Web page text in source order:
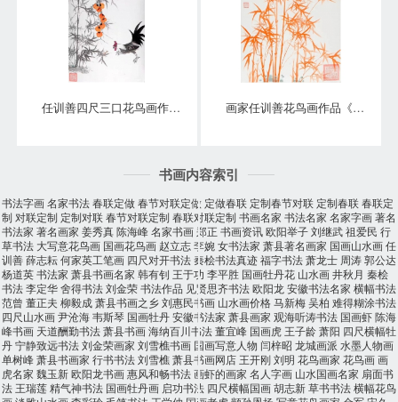
任训善四尺三口花鸟画作品《事事大吉》 画家任训善花鸟画作品《竹报平安》
书画内容索引
书法字画名家书法春联定做春节对联定做 定做春联 定制春节对联 定制春联春联定
制 对联定制 定制对联春节对联定制 春联对联定制 书画名家 书法名家 名家字画著名
书法家 著名画家 姜秀真陈海峰名家书画郑正 书画资讯欧阳举子刘继武祖爱民 行
草书法 大写意花鸟画 国画花鸟画 赵立志李婉 女书法家 萧县著名画家 国画山水画任
训善薛志耘何家英工笔画 四尺对开书法秦桧书法真迹福字书法萧龙士 周涛郭公达
杨道英书法家 萧县书画名家 韩有钊 王于功 李平胜 国画牡丹花 山水画井秋月 秦桧
书法李定华舍得书法刘金荣书法作品 见贤思齐书法欧阳龙安徽书法名家 横幅书法
范曾 董正夫 柳毅成萧县书画之乡刘惠民书画 山水画价格马新梅吴柏 难得糊涂书法
四尺山水画尹沧海韦斯琴 国画牡丹安徽书法家 萧县画家 观海听涛书法 国画虾陈海
峰书画 天道酬勤书法萧县书画海纳百川书法董宜峰 国画虎 王子龄萧阳 四尺横幅牡
丹宁静致远书法刘金荣画家 刘雪樵书画 国画写意人物 闫梓昭 龙城画派 水墨人物画
单树峰萧县书画家 行书书法刘雪樵萧县书画网店 王开刚刘明 花鸟画家 花鸟画画
虎名家 魏玉新欧阳龙书画惠风和畅书法画虾的画家 名人字画 山水国画名家 扇面书
法 王瑞莲精气神书法 国画牡丹画 启功书法 四尺横幅国画胡志新草书书法横幅花鸟